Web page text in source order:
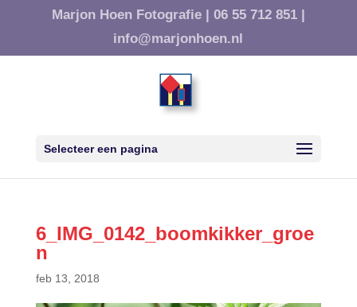
Marjon Hoen Fotografie | 06 55 712 851 |
info@marjonhoen.nl
Selecteer een pagina
6_IMG_0142_boomkikker_groe
n
feb 13, 2018